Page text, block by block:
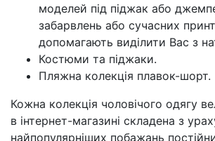
моделей під піджак або
забарвлень або сучасних
допомагають виділити Вас з
Костюми та піджаки.
Пляжна колекція плавок-шорт.
Кожна колекція чоловічого одягу
в інтернет-магазині складена з
найпопулярніших побажань